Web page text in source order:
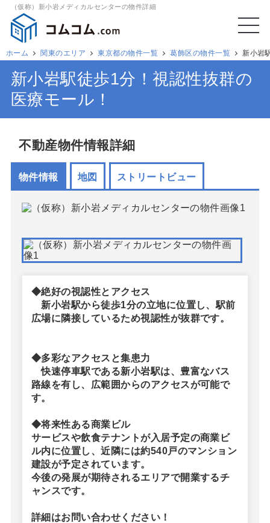
（仮称）新小岩メディカルセンターの物件詳細
ホーム 関東のエリア 東京都の物件一覧 葛飾区の物件一覧 新小岩
新小岩駅徒歩1分！視認性抜群の
医療モール！
不動産物件情報詳細
物件情報 地図 ストリートビュー
◆絶好の視認性とアクセス
新小岩駅から徒歩1分の立地に位置し、駅前
広場に隣接しているため視認性が抜群です。
◆多彩なアクセスと集患力
快速停車駅である新小岩駅は、豊富なバス
路線を有し、広範囲からのアクセスが可能で
す。
◆将来性ある商業ビル
サービスや飲食テナントが入居予定の商業ビ
ル内に位置し、近隣には約540戸のマンション
建設が予定されています。
今後の発展が期待されるエリアで開業するチ
ャンスです。
詳細はお問い合わせください！